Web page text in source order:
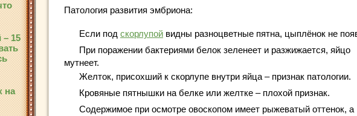
– 15
на
Патология развития эмбриона:
Если под скорлупой видны разноцветные пятна, цыплёнок не
При поражении бактериями белок зеленеет и разжижается, яйцо
мутнеет.
Желток, присохший к скорлупе внутри яйца – признак патологии.
Кровяные пятнышки на белке или желтке – плохой признак.
Содержимое при осмотре овоскопом имеет рыжеватый оттенок, а